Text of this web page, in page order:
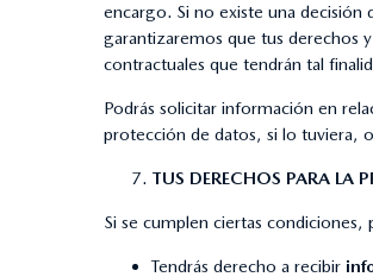
encargo. Si no existe una
garantizaremos que tus derechos
contractuales que tendrán tal
Podrás solicitar información en
protección de datos, si lo tuviera,
TUS DERECHOS PARA LA
Si se cumplen ciertas
Tendrás derecho a recibir